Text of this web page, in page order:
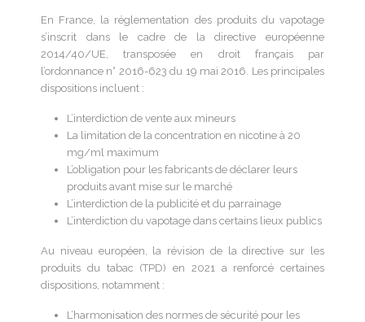
En France, la réglementation des produits du vapotage
s’inscrit dans le cadre de la directive européenne
2014/40/UE, transposée en droit français par
l’ordonnance n° 2016-623 du 19 mai 2016. Les principales
dispositions incluent :
L’interdiction de vente aux mineurs
La limitation de la concentration en nicotine à 20
mg/ml maximum
L’obligation pour les fabricants de déclarer leurs
produits avant mise sur le marché
L’interdiction de la publicité et du parrainage
L’interdiction du vapotage dans certains lieux publics
Au niveau européen, la révision de la directive sur les
produits du tabac (TPD) en 2021 a renforcé certaines
dispositions, notamment :
L’harmonisation des normes de sécurité pour les